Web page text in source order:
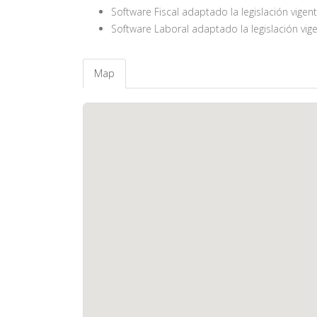
Software Fiscal adaptado la legislación
Software Laboral adaptado la legislación
Map